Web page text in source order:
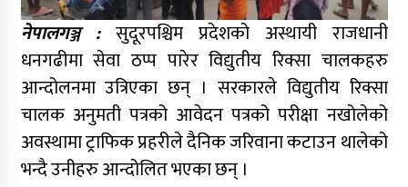
नेपालगञ्ज : सुदूरपश्चिम प्रदेशको अस्थायी राजधानी
धनगढीमा सेवा ठप्प पारेर विद्युतीय रिक्सा चालकहरु
आन्दोलनमा उत्रिएका छन् । सरकारले विद्युतीय रिक्सा
चालक अनुमती पत्रको आवेदन पत्रको परीक्षा नखोलेको
अवस्थामा ट्राफिक प्रहरीले दैनिक जरिवाना कटाउन थालेको
भन्दै उनीहरु आन्दोलित भएका छन् ।